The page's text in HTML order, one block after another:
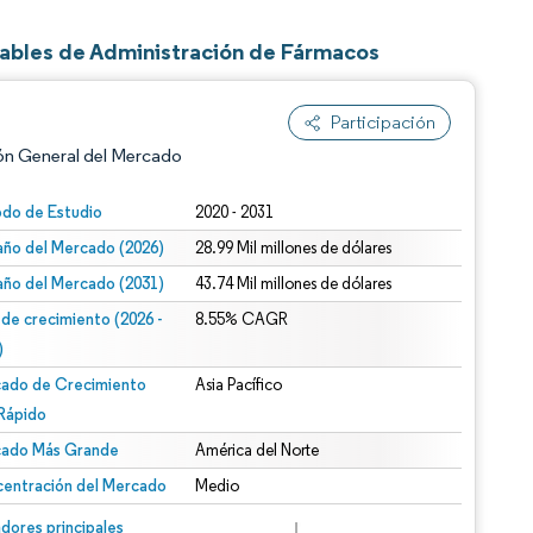
de Administración de Fármacos
Participación
General del Mercado
de Estudio 2020 - 2031
del Mercado (2026) 28.99 Mil millones de dólares
del Mercado (2031) 43.74 Mil millones de dólares
de crecimiento (2026 -
8.55% CAGR
de Crecimiento
Asia Pacífico
Más Grande América del Norte
del Mercado Medio
principales
© Mordor Intelligence. El uso requiere atribución según CC BY 4.0.
CC BY 4.0.